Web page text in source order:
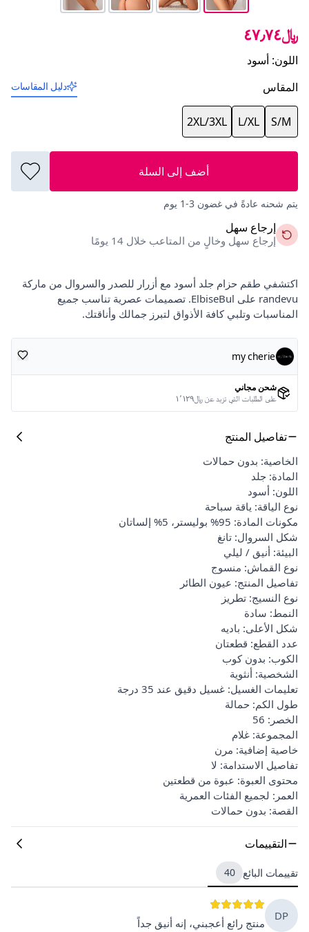
﷼٤٧٫٧٤
اللون: أسود
المقاس
دليل المقاسات
S/M
L/XL
2XL/3XL
أضف إلى السلة
يتم شحنه عادةً في غضون 3-1 يوم
إرجاع سهل
إرجاع سهل وخالٍ من المتاعب خلال 14 يومًا
اكتشفي طقم حزام جلد أسود مع أزرار للصدر والسروال من ماركة
randevu على ElbiseBul. تصميمات عصرية تناسب جميع
المناسبات وتلبي كافة الأذواق لتبرز جمالك وأناقتك.
my cherie
شحن مجاني
على الطلبات التي تزيد عن ﷼١٬١٢٩
تفاصيل المنتج
الخاصية: بدون حمالات
المادة: جلد
اللون: أسود
نوع الياقة: ياقة سباحة
مكونات المادة: 95% بوليستر، 5% إلساتان
شكل السروال: تانغ
البيئة: أنيق / ليلي
نوع القماش: منسوج
تفاصيل المنتج: عيون الطائر
نوع النسيج: تطريز
النمط: سادة
شكل الأعلى: باديه
عدد القطع: قطعتان
الكوب: بدون كوب
الشخصية: أنثوية
تعليمات الغسيل: غسيل دقيق عند 35 درجة
طول الكم: حمالة
الخصر: 56
المجموعة: غلام
خاصية إضافية: مرن
تفاصيل الاستدامة: لا
محتوى العبوة: عبوة من قطعتين
العمر: لجميع الفئات العمرية
القصة: بدون حمالات
التقييمات
تقييمات البائع 40
DP
منتج رائع أعجبني، إنه أنيق جداً